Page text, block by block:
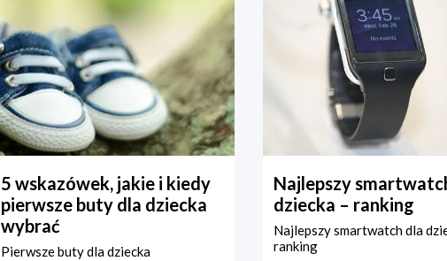
5 wskazówek, jakie i kiedy
pierwsze buty dla dziecka
wybrać
Pierwsze buty dla dziecka
Najlepszy
dziecka – ranking
Najlepszy smartwatch dla
ranking